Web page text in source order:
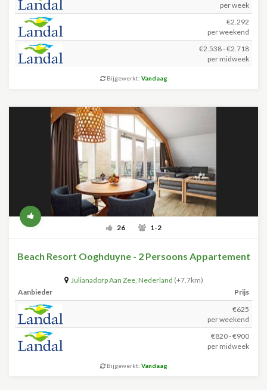
per week
€2.292
per weekend
€2.538 - €2.718
per midweek
Bijgewerkt: Vandaag
26 1-2
Beach Resort Ooghduyne - 2 Persoons Appartement
Julianadorp Aan Zee, Nederland (+7.7km)
Aanbieder
Prijs
€625
per weekend
€820 - €900
per midweek
Bijgewerkt: Vandaag